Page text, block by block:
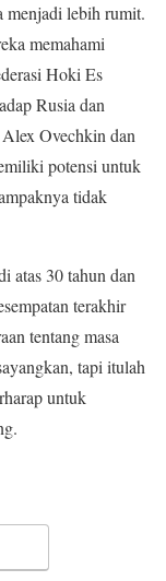
menjadi lebih rumit.
memahami
Hoki Es
Rusia dan
Ovechkin dan
potensi untuk
tidak
atas 30 tahun dan
terakhir
tentang masa
tapi itulah
untuk